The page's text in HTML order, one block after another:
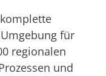
für
regionalen
und